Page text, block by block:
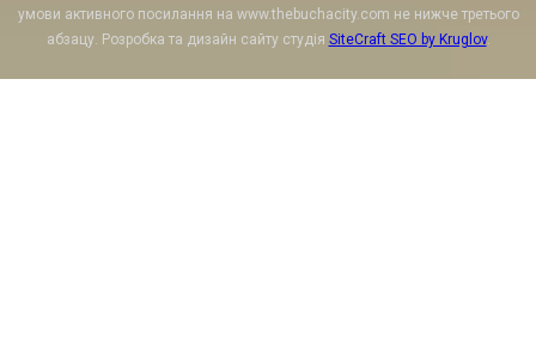
умови активного посилання на www.thebuchacity.com не нижче третього
абзацу. Розробка та дизайн сайту студія SiteCraft SEO by Kruglov.